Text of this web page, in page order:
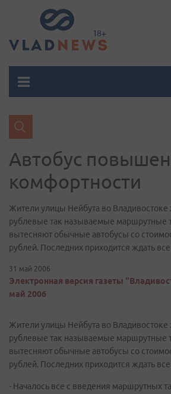
Автобус
комфортности
Жители улицы Нейбута во Владивостоке
рублевые так называемые маршрутные
вытесняют обычные автобусы со
рублей. Последних приходится ждать
31 май 2006
Электронная версия газеты
май 2006
Жители улицы Нейбута во Владивостоке
рублевые так называемые маршрутные
вытесняют обычные автобусы со
рублей. Последних приходится ждать
- Началось все с введения маршрутных